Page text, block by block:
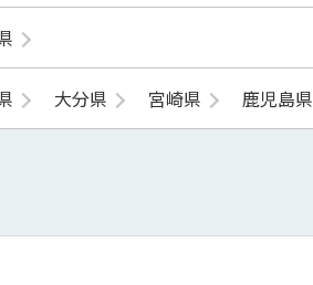
大分県 宮崎県 鹿児島県